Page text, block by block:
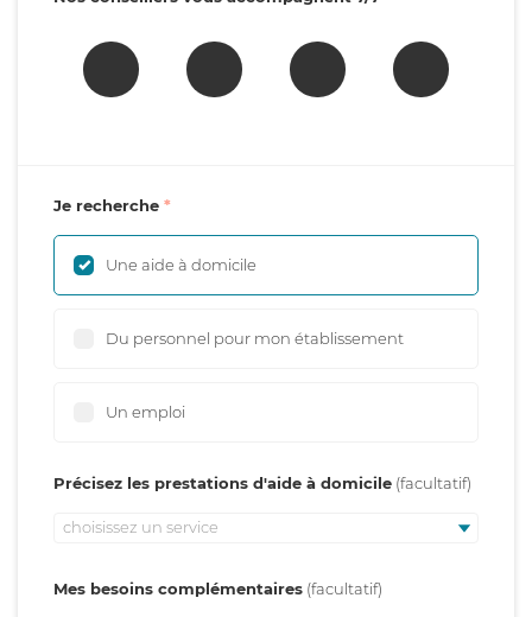
Je recherche
Une aide à domicile
Du personnel pour mon établissement
Un emploi
Précisez les prestations d'aide à domicile
choisissez un service
Mes besoins complémentaires